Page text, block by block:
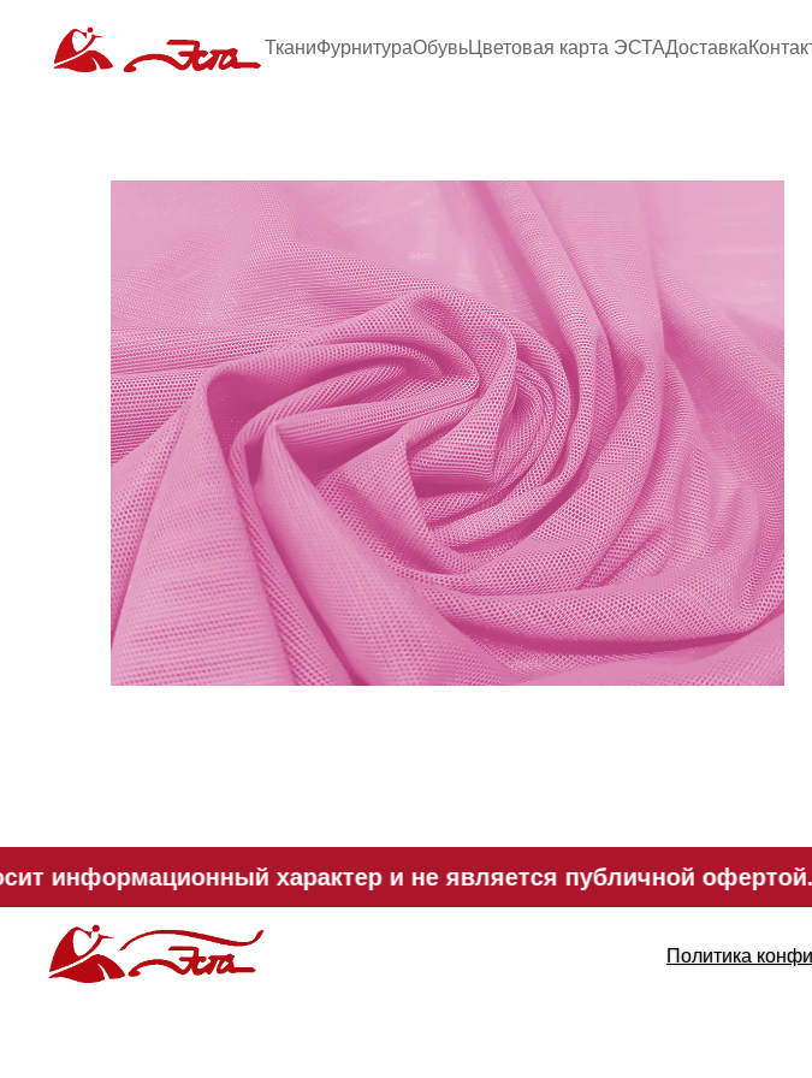
ТканиФурнитураОбувьЦветовая карта ЭСТАДоставка
информационный характер и не является публичной
Политика